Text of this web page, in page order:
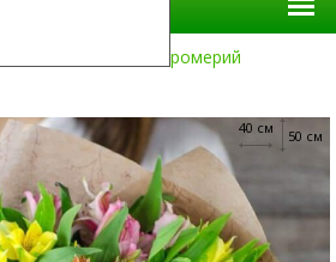
25 Альстромерий
50 см
40 см